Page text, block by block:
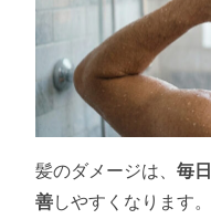
髪のダメージは、 毎
善しやすくなります。